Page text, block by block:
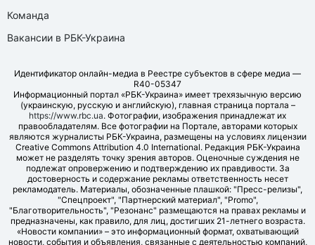
Команда
Вакансии в РБК-Украина
Идентификатор онлайн-медиа в Реестре субъектов в сфере медиа —
R40-05347
Информационный портал «РБК-Украина» имеет трехязычную версию
(украинскую, русскую и английскую), главная страница портала –
https://www.rbc.ua. Фотографии, изображения принадлежат их
правообладателям. Все фотографии на Портале, авторами которых
являются журналисты РБК-Украина, размещены на условиях лицензии
Creative Commons Attribution 4.0 International. Редакция РБК-Украина
может не разделять точку зрения авторов. Оценочные суждения не
подлежат опровержению и подтверждению их правдивости. За
достоверность и содержание рекламы ответственность несет
рекламодатель. Материалы, обозначенные плашкой: "Пресс-релизы",
"Спецпроект", "Партнерский материал", "Promo",
"Благотворительность", "Резонанс" размещаются на правах рекламы и
предназначены, как правило, для лиц, достигших 21-летнего возраста.
«Новости компании» – это информационный формат, охватывающий
новости, события и объявления, связанные с деятельностью компаний,